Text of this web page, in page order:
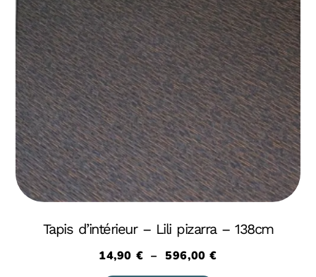
Tapis d’intérieur – Lili pizarra – 138cm
14,90 € – 596,00€